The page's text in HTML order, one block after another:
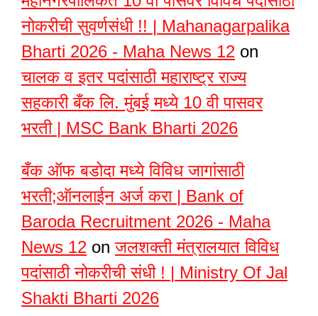
नोकरीची सुवर्णसंधी !! | Mahanagarpalika
Bharti 2026 - Maha News 12 on
चालक व इतर पदांसाठी महाराष्ट्र राज्य
सहकारी बँक लि. मुंबई मध्ये 10 वी पासवर
भरती | MSC Bank Bharti 2026
बँक ऑफ बडोदा मध्ये विविध जागांसाठी
भरती;ऑनलाईन अर्ज करा | Bank of
Baroda Recruitment 2026 - Maha
News 12 onजलशक्ती मंत्रालयात विविध
पदांसाठी नोकरीची संधी ! | Ministry Of Jal
Shakti Bharti 2026